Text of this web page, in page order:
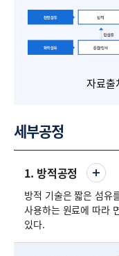
자료출
세부공정
1. 방적공정
방적 기술은 짧은 섬유
사용하는 원료에 따라
있다.